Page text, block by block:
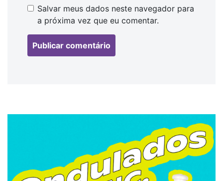
Salvar meus dados neste navegador para
a próxima vez que eu comentar.